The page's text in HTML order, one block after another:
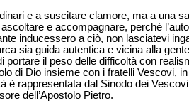
e a suscitare clamore, ma a una
e accompagnare, perché
inducessero a ciò, non lasciatevi
sia guida autentica e vicina alla
il peso delle difficoltà con
di Dio insieme con i fratelli Vescovi,
è rappresentata dal Sinodo dei
dell’Apostolo Pietro.